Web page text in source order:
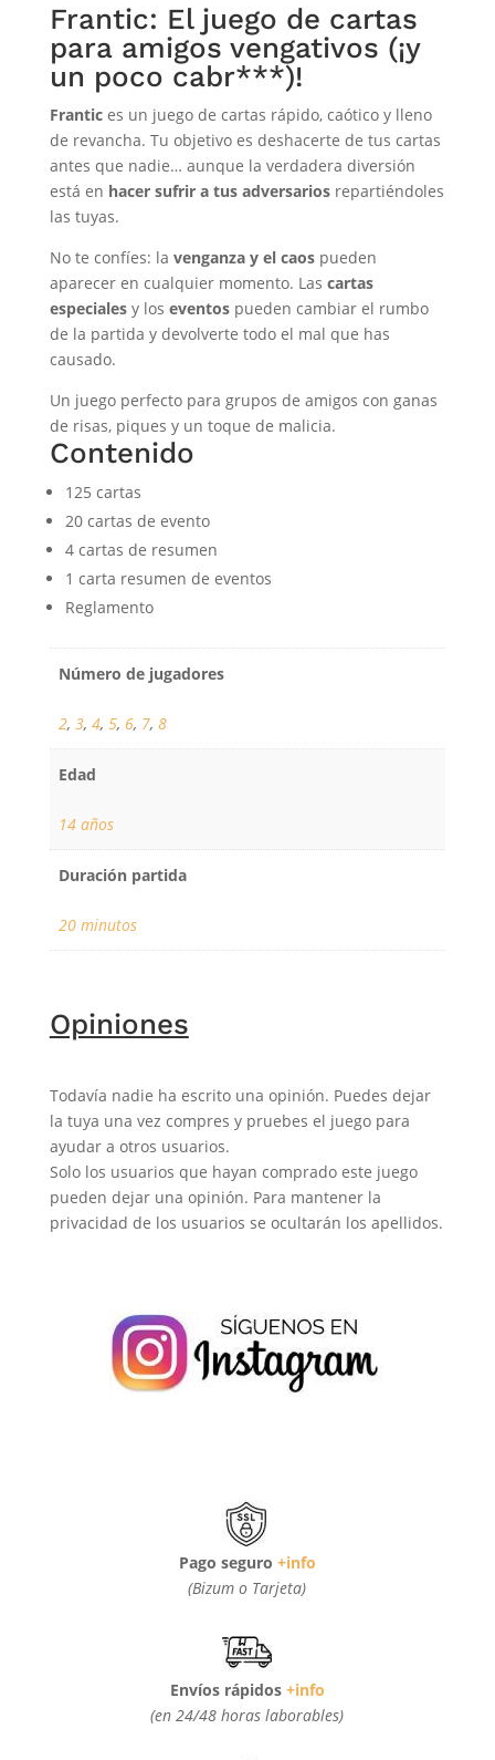
Frantic: El juego de cartas
para amigos vengativos (¡y
un poco cabr***)!
Frantices un juego de cartas rápido, caótico y lleno
de revancha. Tu objetivo es deshacerte de tus cartas
antes que nadie… aunque la verdadera diversión
está en hacer sufrir a tus adversariosrepartiéndoles
las tuyas.
No te confíes: la venganza y el caospueden
aparecer en cualquier momento. Las cartas
especialesy los eventospueden cambiar el rumbo
de la partida y devolverte todo el mal que has
causado.
Un juego perfecto para grupos de amigos con ganas
de risas, piques y un toque de malicia.
Contenido
125 cartas
20 cartas de evento
4 cartas de resumen
1 carta resumen de eventos
Reglamento
Número de jugadores
2, 3, 4, 5, 6, 7, 8
Edad
14 años
Duración partida
20 minutos
Opiniones
Todavía nadie ha escrito una opinión. Puedes dejar
la tuya una vez compres y pruebes el juego para
ayudar a otros usuarios.
Solo los usuarios que hayan comprado este juego
pueden dejar una opinión. Para mantener la
privacidad de los usuarios se ocultarán los apellidos.
Pago seguro +info
(Bizum o Tarjeta)
Envíos rápidos +info
(en 24/48 horas laborables)